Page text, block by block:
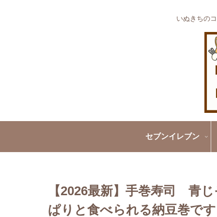
いぬきちの
セブンイレブン
【2026最新】手巻寿司 青
ぱりと食べられる納豆巻で